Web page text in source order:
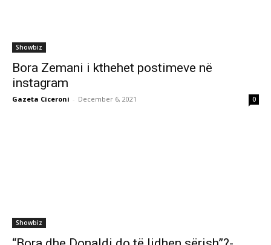
Showbiz
Bora Zemani i kthehet postimeve në
instagram
Gazeta Ciceroni - December 6, 2021 0
Showbiz